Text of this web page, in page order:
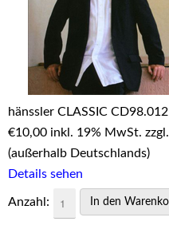
hänssler CLASSIC CD98.012
€10,00 inkl. 19% MwSt. zzgl.
(außerhalb Deutschlands)
Details sehen
Anzahl: